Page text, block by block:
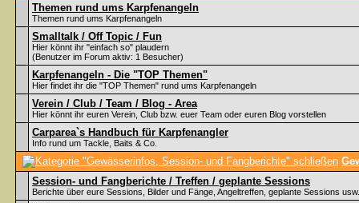
Themen rund ums Karpfenangeln
Themen rund ums Karpfenangeln
Smalltalk / Off Topic / Fun
Hier könnt ihr "einfach so" plaudern
(Benutzer im Forum aktiv: 1 Besucher)
Karpfenangeln - Die "TOP Themen"
Hier findet ihr die "TOP Themen" rund ums Karpfenangeln
Verein / Club / Team / Blog - Area
Hier könnt ihr euren Verein, Club bzw. euer Team oder euren Blog vorstellen
Carparea`s Handbuch für Karpfenangler
Info rund um Tackle, Baits & Co.
Session- und Fangberichte / Treffen / geplante Sessions
Berichte über eure Sessions, Bilder und Fänge, Angeltreffen, geplante Sessions usw.